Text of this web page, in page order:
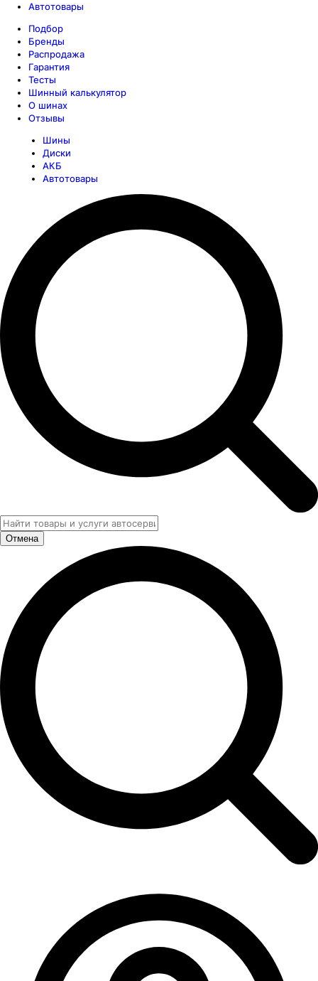
Автотовары
Подбор
Бренды
Распродажа
Гарантия
Тесты
Шинный калькулятор
О шинах
Отзывы
Шины
Диски
АКБ
Автотовары
Отмена